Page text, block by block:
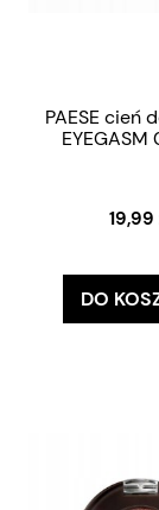
PAESE cień
19,99
DO